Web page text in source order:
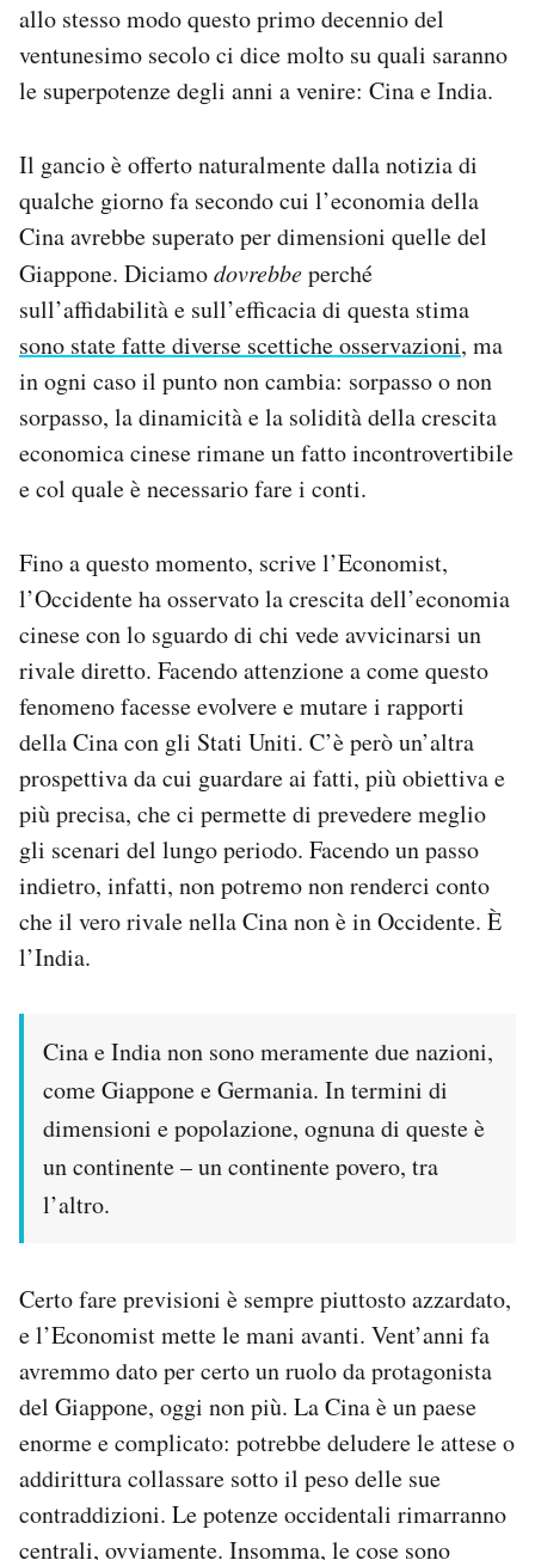
AREA PERSONALE
Notifiche mobile
Regala il Post
Hai bisogno di aiuto?
Esci
allo stesso modo questo primo decennio del
ventunesimo secolo ci dice molto su quali saranno
le superpotenze degli anni a venire: Cina e India.
Il gancio è offerto naturalmente dalla notizia di
qualche giorno fa secondo cui l’economia della
Cina avrebbe superato per dimensioni quelle del
Giappone. Diciamodovrebbeperché
sull’affidabilità e sull’efficacia di questa stima
sono state fatte diverse scettiche osservazioni, ma
in ogni caso il punto non cambia: sorpasso o non
sorpasso, la dinamicità e la solidità della crescita
economica cinese rimane un fatto incontrovertibile
e col quale è necessario fare i conti.
Fino a questo momento, scrive l’Economist,
l’Occidente ha osservato la crescita dell’economia
cinese con lo sguardo di chi vede avvicinarsi un
rivale diretto. Facendo attenzione a come questo
fenomeno facesse evolvere e mutare i rapporti
della Cina con gli Stati Uniti. C’è però un’altra
prospettiva da cui guardare ai fatti, più obiettiva e
più precisa, che ci permette di prevedere meglio
gli scenari del lungo periodo. Facendo un passo
indietro, infatti, non potremo non renderci conto
che il vero rivale nella Cina non è in Occidente. È
l’India.
Cina e India non sono meramente due nazioni,
come Giappone e Germania. In termini di
dimensioni e popolazione, ognuna di queste è
un continente – un continente povero, tra
l’altro.
Certo fare previsioni è sempre piuttosto azzardato,
e l’Economist mette le mani avanti. Vent’anni fa
avremmo dato per certo un ruolo da protagonista
del Giappone, oggi non più. La Cina è un paese
enorme e complicato: potrebbe deludere le attese o
addirittura collassare sotto il peso delle sue
contraddizioni. Le potenze occidentali rimarranno
centrali, ovviamente. Insomma, le cose sono